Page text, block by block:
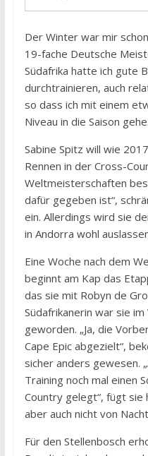
Der Winter war mir
19-fache Deutsche
Südafrika hatte ich gute
durchtrainieren, auch
so dass ich mit einem
Niveau in die Saison
Sabine Spitz will wie
Rennen in der Cross-
Weltmeisterschaften
dafür gegeben ist“,
ein. Allerdings wird sie
in Andorra wohl
Eine Woche nach dem
beginnt am Kap das
das sie mit Robyn de
Südafrikanerin war sie
geworden. „Ja, die
Cape Epic abgezielt“,
sicher anders gewesen.
Training noch mal einen
Country gelegt“, fügt sie
aber auch nicht von
Für den Stellenbosch